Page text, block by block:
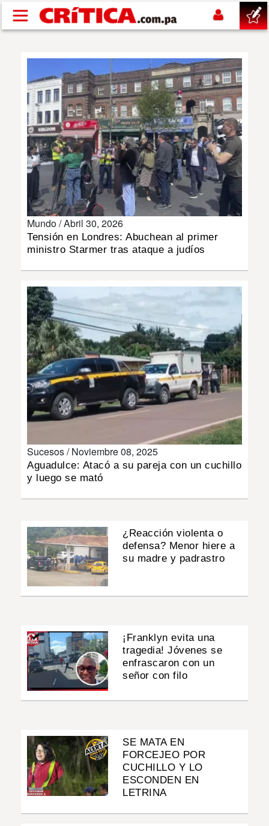
Pasar al contenido principal
SUCESOS
NACIONAL
POLÍTICA
DEPORTES
INSÓLITAS
MULTIMEDIA
IMPRESO
Mundo /Abril 30, 2026
Tensión en Londres: Abuchean al primer
ministro Starmer tras ataque a judíos
Sucesos /Noviembre 08, 2025
Aguadulce: Atacó a su pareja con un cuchillo
y luego se mató
¿Reacción violenta o
defensa? Menor hiere a
su madre y padrastro
¡Franklyn evita una
tragedia! Jóvenes se
enfrascaron con un
señor con filo
SE MATA EN
FORCEJEO POR
CUCHILLO Y LO
ESCONDEN EN
LETRINA